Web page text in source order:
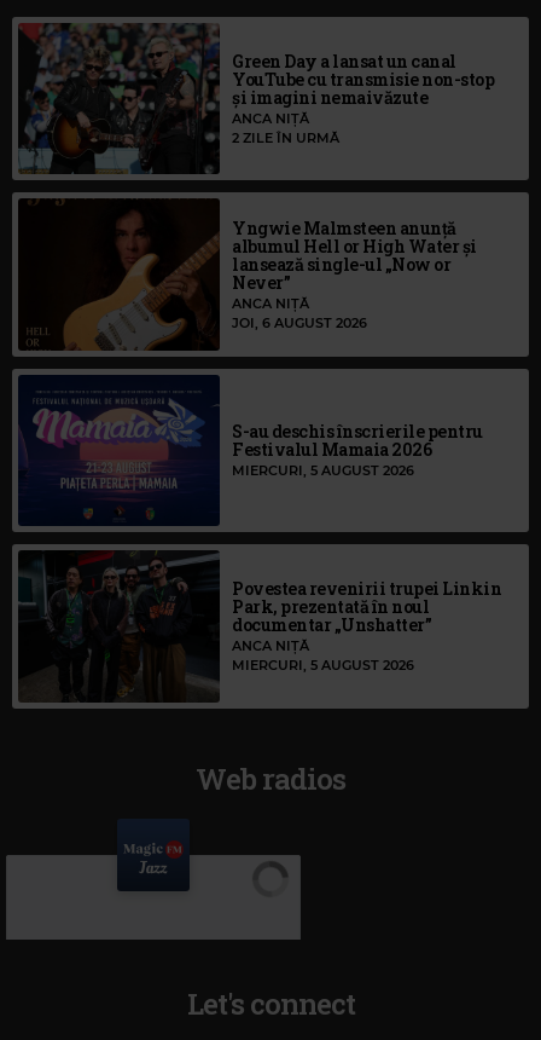
Green Day a lansat un canal
YouTube cu transmisie non-stop
și imagini nemaivăzute
ANCA NIȚĂ
2 ZILE ÎN URMĂ
Yngwie Malmsteen anunță
albumul Hell or High Water și
lansează single-ul „Now or
Never”
ANCA NIȚĂ
JOI, 6 AUGUST 2026
S-au deschis înscrierile pentru
Festivalul Mamaia 2026
MIERCURI, 5 AUGUST 2026
Povestea revenirii trupei Linkin
Park, prezentată în noul
documentar „Unshatter”
ANCA NIȚĂ
MIERCURI, 5 AUGUST 2026
Web radios
Let's connect